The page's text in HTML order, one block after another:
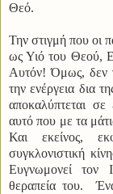
Θεό.
Την στιγμή που οι
ως Υιό του Θεού,
Αυτόν! Όμως, δεν
την ενέργεια δια
αποκαλύπτεται
αυτό που με τα
Και εκείνος,
συγκλονιστική
Ευγνωμονεί τον
θεραπεία του.